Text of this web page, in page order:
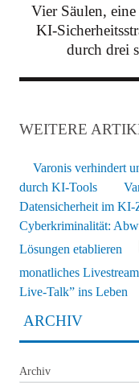
Vier Säulen,
KI-
durch drei
WEITERE
Varonis verhindert
durch KI-Tools
Datensicherheit im KI-
Cyberkriminalität:
Lösungen etablieren
monatliches
Live-Talk” ins Leben
ARCHIV
Archiv